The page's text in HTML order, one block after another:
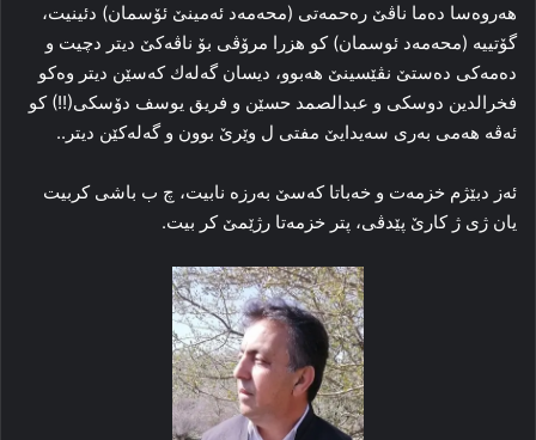
هه‌روه‌سا ده‌ما ناڤێ ره‌حمه‌تى (محه‌مه‌د ئه‌مينێ ئۆسمان) دئينيت،
گۆتييه‌ (محه‌مه‌د ئوسمان) كو هزرا مرۆڤى بۆ ناڤه‌كێ ديتر دچيت و
ده‌مه‌كى ده‌ستێ نڤێسينێ هه‌بوو، ديسان گه‌له‌ك كه‌سێن ديتر وه‌كو
فخرالدين دوسكى و عبدالصمد حسێن و فريق يوسف دۆسكى(!!) كو
ئه‌ڤه‌ هه‌مى به‌رى سه‌يدايێ مفتى ل وێرێ بوون و گه‌له‌كێن ديتر..
ئه‌ز دبێژم خزمه‌ت و خه‌باتا كه‌سێ به‌رزه‌ نابيت، چ ب باشى كربيت
يان ژى ژ كارێ پێدڤى، پتر خزمه‌تا رژێمێ كر بيت‌.